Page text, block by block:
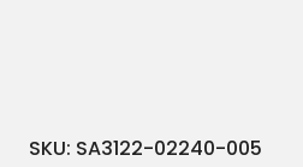
SKU: SA3122-02240-005